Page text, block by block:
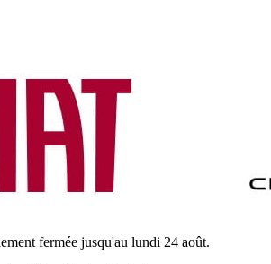
fermée jusqu'au lundi 24 août.